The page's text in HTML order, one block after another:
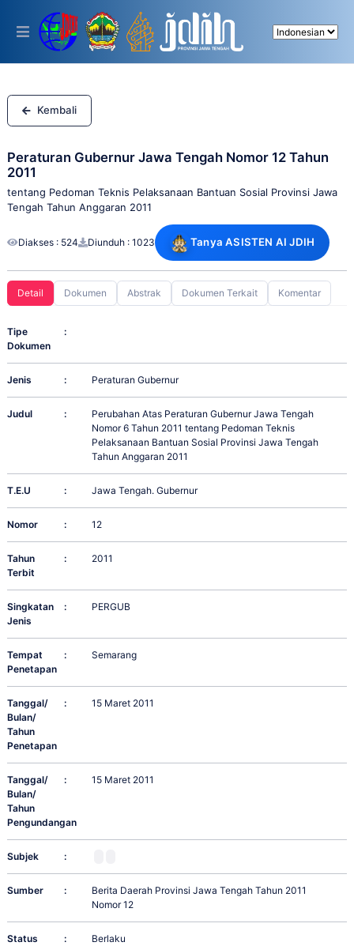
This
includes
accessibility
system.
Kembali
Peraturan Gubernur Jawa Tengah Nomor 12 Tahun
2011
tentang Pedoman Teknis Pelaksanaan Bantuan Sosial Provinsi Jawa
Tengah Tahun Anggaran 2011
Diakses : 524 Diunduh : 1023 Tanya ASISTEN AI JDIH
Detail Dokumen Abstrak Dokumen Terkait Komentar
Tipe
Dokumen
:
Jenis : Peraturan Gubernur
Judul :
Perubahan Atas Peraturan Gubernur Jawa Tengah
Nomor 6 Tahun 2011 tentang Pedoman Teknis
Pelaksanaan Bantuan Sosial Provinsi Jawa Tengah
Tahun Anggaran 2011
T.E.U : Jawa Tengah. Gubernur
Nomor : 12
Tahun
Terbit
: 2011
Singkatan
Jenis
: PERGUB
Tempat
Penetapan
: Semarang
Tanggal/
Bulan/
Tahun
Penetapan
: 15 Maret 2011
Tanggal/
Bulan/
Tahun
Pengundangan
: 15 Maret 2011
Subjek :
Sumber :
Berita Daerah Provinsi Jawa Tengah Tahun 2011
Nomor 12
Status : Berlaku